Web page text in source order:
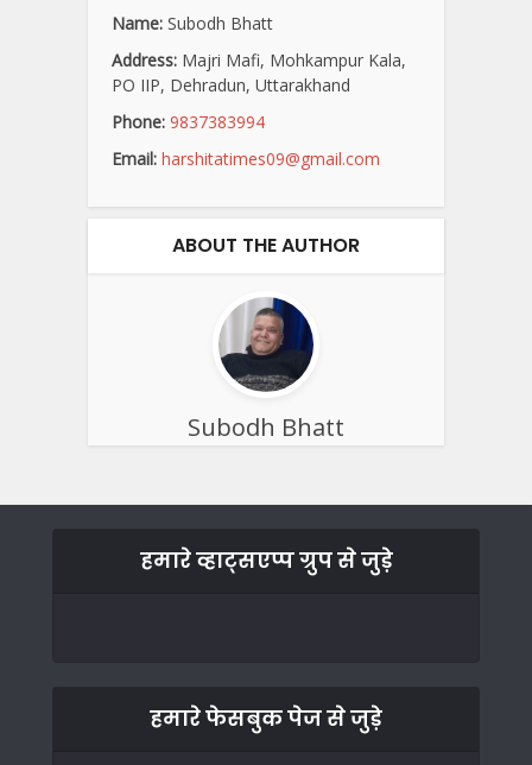
Name: Subodh Bhatt
Address: Majri Mafi, Mohkampur Kala,
PO IIP, Dehradun, Uttarakhand
Phone: 9837383994
Email: harshitatimes09@gmail.com
ABOUT THE AUTHOR
Subodh Bhatt
हमारे व्हाट्सएप्प ग्रुप से जुड़े
हमारे फेसबुक पेज से जुड़े